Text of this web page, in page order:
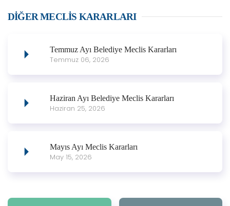
DIĞER MECLIS KARARLARI
Temmuz Ayı Belediye Meclis Kararları
Temmuz 06, 2026
Haziran Ayı Belediye Meclis Kararları
Haziran 25, 2026
Mayıs Ayı Meclis Kararları
May 15, 2026